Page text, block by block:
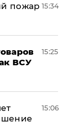
пожар 15:34
ВСУ
15:25
15:06